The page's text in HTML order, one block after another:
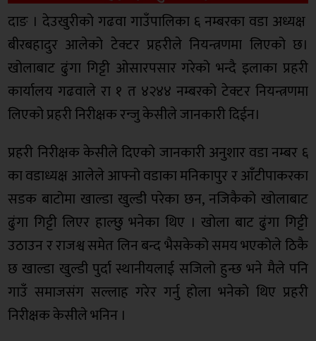
दाङ । देउखुरीको गढवा गाउँपालिका ६ नम्बरका वडा अध्यक्ष
बीरबहादुर आलेको टेक्टर प्रहरीले नियन्त्रणमा लिएको छ।
खोलाबाट ढुंगा गिट्टी ओसारपसार गरेको भन्दै इलाका प्रहरी
कार्यालय गढवाले रा १ त ४२४४ नम्बरको टेक्टर नियन्त्रणमा
लिएको प्रहरी निरीक्षक रन्जु केसीले जानकारी दिईन।
प्रहरी निरीक्षक केसीले दिएको जानकारी अनुशार वडा नम्बर ६
का वडाध्यक्ष आलेले आफ्नो वडाका मनिकापुर र आँटीपाकरका
सडक बाटोमा खाल्डा खुल्डी परेका छन, नजिकैको खोलाबाट
ढुंगा गिट्टी लिएर हाल्छु भनेका थिए । खोला बाट ढुंगा गिट्टी
उठाउन र राजश्व समेत लिन बन्द भैसकेको समय भएकोले ठिकै
छ खाल्डा खुल्डी पुर्दा स्थानीयलाई सजिलो हुन्छ भने मैले पनि
गाउँ समाजसंग सल्लाह गरेर गर्नु होला भनेको थिए प्रहरी
निरीक्षक केसीले भनिन ।